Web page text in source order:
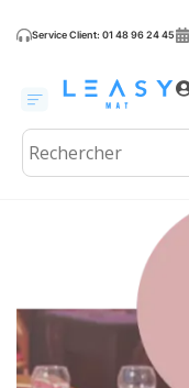
Service Client: 01 48 96 24 45